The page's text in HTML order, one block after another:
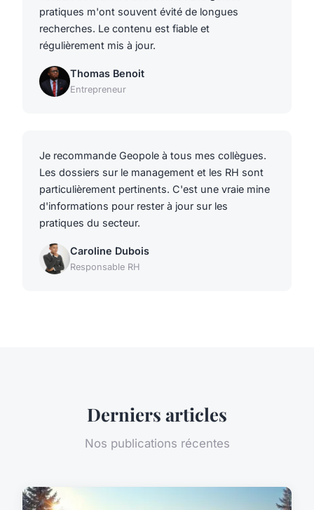
pratiques m'ont souvent évité de longues
recherches. Le contenu est fiable et
régulièrement mis à jour.
Thomas Benoit
Entrepreneur
Je recommande Geopole à tous mes collègues.
Les dossiers sur le management et les RH sont
particulièrement pertinents. C'est une vraie mine
d'informations pour rester à jour sur les
pratiques du secteur.
Caroline Dubois
Responsable RH
Derniers articles
Nos publications récentes